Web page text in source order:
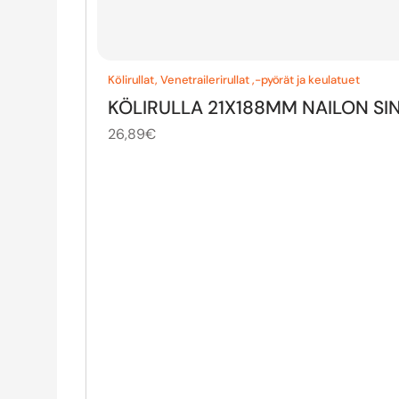
Kölirullat, Venetrailerirullat ,-pyörät ja keulatuet
KÖLIRULLA 21X188MM NAILON
26,89€